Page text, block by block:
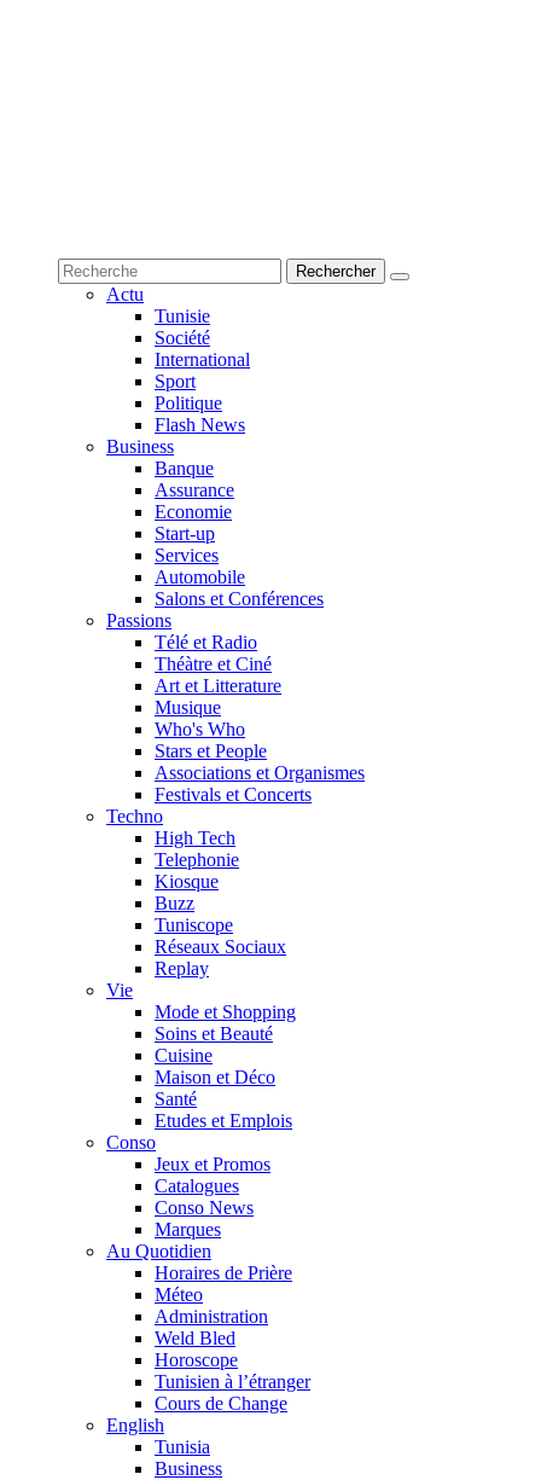
Actu
Tunisie
Société
International
Sport
Politique
Flash News
Business
Banque
Assurance
Economie
Start-up
Services
Automobile
Salons et Conférences
Passions
Télé et Radio
Théàtre et Ciné
Art et Litterature
Musique
Who's Who
Stars et People
Associations et Organismes
Festivals et Concerts
Techno
High Tech
Telephonie
Kiosque
Buzz
Tuniscope
Réseaux Sociaux
Replay
Vie
Mode et Shopping
Soins et Beauté
Cuisine
Maison et Déco
Santé
Etudes et Emplois
Conso
Jeux et Promos
Catalogues
Conso News
Marques
Au Quotidien
Horaires de Prière
Méteo
Administration
Weld Bled
Horoscope
Tunisien à l’étranger
Cours de Change
English
Tunisia
Business